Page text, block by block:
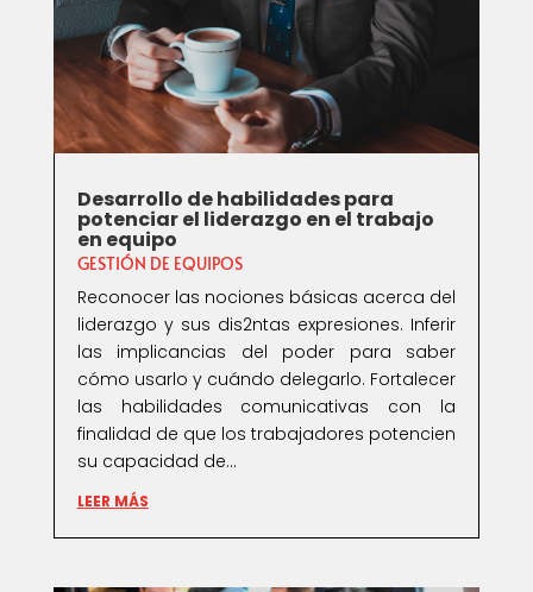
Desarrollo de habilidades para
potenciar el liderazgo en el trabajo
en equipo
GESTIÓN DE EQUIPOS
Reconocer las nociones básicas acerca del
liderazgo y sus dis2ntas expresiones. Inferir
las implicancias del poder para saber
cómo usarlo y cuándo delegarlo. Fortalecer
las habilidades comunicativas con la
finalidad de que los trabajadores potencien
su capacidad de...
LEER MÁS